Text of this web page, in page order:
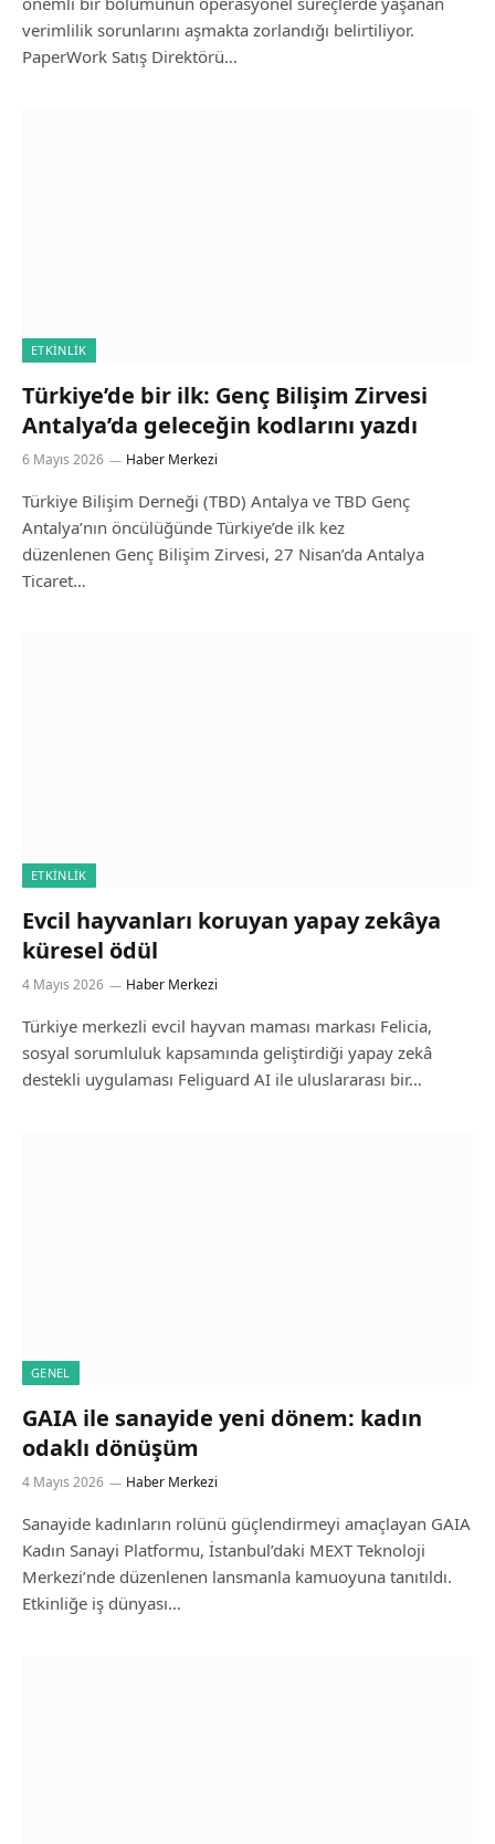
verimlilik sorunlarını aşmakta zorlandığı belirtiliyor.
PaperWork Satış Direktörü…
ETKINLIK
Türkiye’de bir ilk: Genç Bilişim Zirvesi
Antalya’da geleceğin kodlarını yazdı
6 Mayıs 2026 Haber Merkezi
Türkiye Bilişim Derneği (TBD) Antalya ve TBD Genç
Antalya’nın öncülüğünde Türkiye’de ilk kez
düzenlenen Genç Bilişim Zirvesi, 27 Nisan’da Antalya
Ticaret…
ETKINLIK
Evcil hayvanları koruyan yapay zekâya
küresel ödül
4 Mayıs 2026 Haber Merkezi
Türkiye merkezli evcil hayvan maması markası Felicia,
sosyal sorumluluk kapsamında geliştirdiği yapay zekâ
destekli uygulaması Feliguard AI ile uluslararası bir…
GENEL
GAIA ile sanayide yeni dönem: kadın
odaklı dönüşüm
4 Mayıs 2026 Haber Merkezi
Sanayide kadınların rolünü güçlendirmeyi amaçlayan GAIA
Kadın Sanayi Platformu, İstanbul’daki MEXT Teknoloji
Merkezi’nde düzenlenen lansmanla kamuoyuna tanıtıldı.
Etkinliğe iş dünyası…